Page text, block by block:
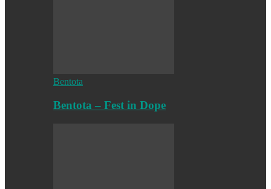
Bentota
Bentota – Fest in Dope